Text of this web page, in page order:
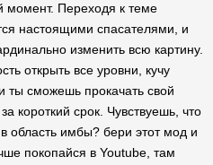
момент. Переходя к теме
настоящими спасателями, и
изменить всю картину.
открыть все уровни, кучу
ты сможешь прокачать свой
короткий срок. Чувствуешь, что
область имбы? бери этот мод и
покопайся в Youtube, там